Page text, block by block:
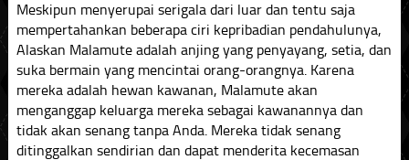
Meskipun menyerupai serigala dari luar dan tentu saja
mempertahankan beberapa ciri kepribadian pendahulunya,
Alaskan Malamute adalah anjing yang penyayang, setia, dan
suka bermain yang mencintai orang-orangnya. Karena
mereka adalah hewan kawanan, Malamute akan
menganggap keluarga mereka sebagai kawanannya dan
tidak akan senang tanpa Anda. Mereka tidak senang
ditinggalkan sendirian dan dapat menderita kecemasan